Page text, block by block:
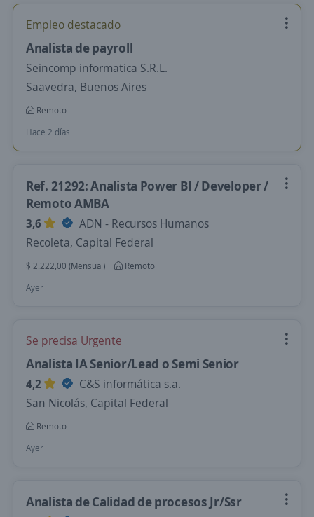
Empleo destacado
Analista de payroll
Seincomp informatica S.R.L.
Saavedra, Buenos Aires
Remoto
Hace 2 días
Ref. 21292: Analista Power BI / Developer /
Remoto AMBA
3,6
ADN - Recursos Humanos
Recoleta, Capital Federal
$ 2.222,00 (Mensual)
Remoto
Ayer
Se precisa Urgente
Analista IA Senior/Lead o Semi Senior
4,2
C&S informática s.a.
San Nicolás, Capital Federal
Remoto
Ayer
Analista de Calidad de procesos Jr/Ssr